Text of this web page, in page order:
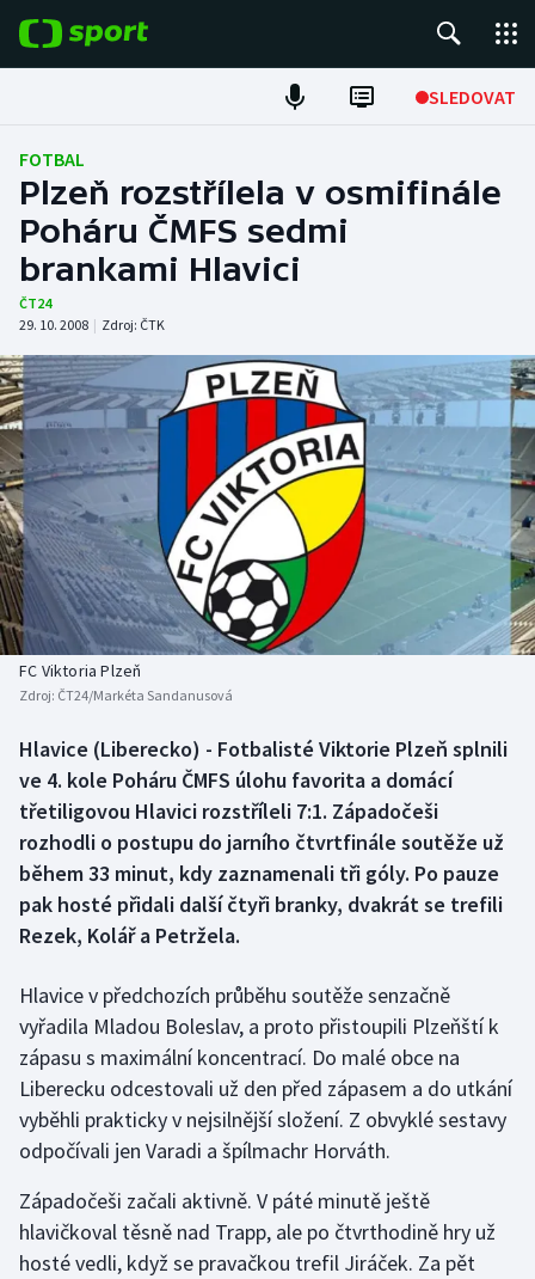
SLEDOVAT
Fotbal
Hokej
Tenis
Atletika
Cyklistika
DALŠÍ SPORTY
Americký fotbal
Baseball a softbal
Basketbal
Biatlon
Box
Curling
Dostihy
Florbal
Futsal
Golf
Gymnastika
Jezdectví
NEPŘEHLÉDNĚTE
Soutěže
Historické návraty
Aplikace ČT sport
FOTBAL
Plzeň rozstřílela v osmifinále
Poháru ČMFS sedmi
brankami Hlavici
ČT24
29. 10. 2008 | Zdroj: ČTK
FC Viktoria Plzeň
Zdroj: ČT24/Markéta Sandanusová
Hlavice (Liberecko) - Fotbalisté Viktorie Plzeň splnili
ve 4. kole Poháru ČMFS úlohu favorita a domácí
třetiligovou Hlavici rozstříleli 7:1. Západočeši
rozhodli o postupu do jarního čtvrtfinále soutěže už
během 33 minut, kdy zaznamenali tři góly. Po pauze
pak hosté přidali další čtyři branky, dvakrát se trefili
Rezek, Kolář a Petržela.
Hlavice v předchozích průběhu soutěže senzačně
vyřadila Mladou Boleslav, a proto přistoupili Plzeňští k
zápasu s maximální koncentrací. Do malé obce na
Liberecku odcestovali už den před zápasem a do utkání
vyběhli prakticky v nejsilnější složení. Z obvyklé sestavy
odpočívali jen Varadi a špílmachr Horváth.
Západočeši začali aktivně. V páté minutě ještě
hlavičkoval těsně nad Trapp, ale po čtvrthodině hry už
hosté vedli, když se pravačkou trefil Jiráček. Za pět